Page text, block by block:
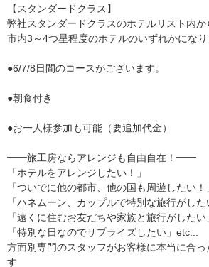
【スタンダードクラス】
弊社スタンダードクラスのホテルリスト内か
市内3～4つ星程度のホテルのいずれかになり
●6/7/8日間のコースがございます。
●朝食付き
●お一人様参加も可能（要追加代金）
━━旅工房ならアレンジも自由自在！━━
「ホテルをアレンジしたい！」
「ついでに他の都市、他の国も周遊したい！
「ハネムーン、カップルで特別な旅行がした
「遠くに住むお友だちや家族と旅行がしたい
「特別な日なのでサプライズしたい」etc...
方面別専門のスタッフがお客様に本当に合っ
す